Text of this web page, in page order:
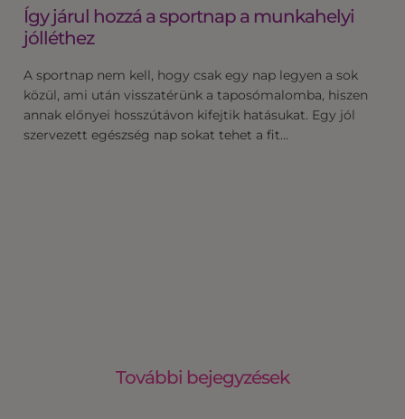
Így járul hozzá a sportnap a munkahelyi
jólléthez
A sportnap nem kell, hogy csak egy nap legyen a sok
közül, ami után visszatérünk a taposómalomba, hiszen
annak előnyei hosszútávon kifejtik hatásukat. Egy jól
szervezett egészség nap sokat tehet a fit…
További bejegyzések